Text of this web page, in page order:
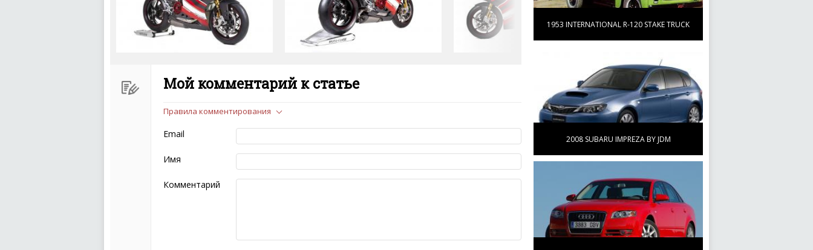
Мой комментарий к статье
Чтобы ваш комментарий был опубликован на сайте, вам нужно придерживаться
следующих правил:
Комментарий не может быть слишком короткой — избегайте односложных и чисто
эмоциональных высказываний.
Не стоит отклоняться от предмета обсуждения.
Пожалуйста, не используйте в комментарие оскорбления и нецензурную лексику, а
также призывы к насилию и высказывания, направленные на разжигание расовой,
Не размещайте рекламу!
Правила комментирования
Email
Имя
Комментарий
1953 INTERNATIONAL R-120 STAKE TRUCK
2008 SUBARU IMPREZA BY JDM